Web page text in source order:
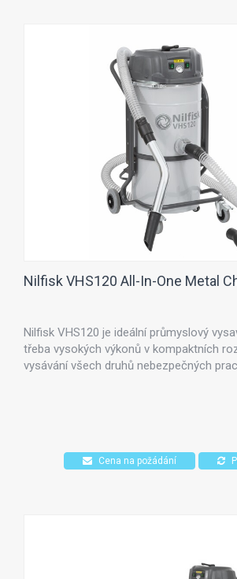
Nilfisk VHS120 All-In-One Metal
Nilfisk VHS120 je ideální průmyslový
třeba vysokých výkonů v kompaktních
vysávání všech druhů nebezpečných
zásobní kapacitu v oblastech s
Cena na požádání